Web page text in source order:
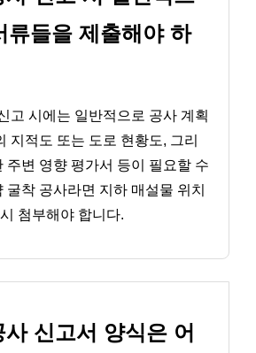
류들을 제출해야 하
고 시에는 일반적으로 공사 계획
지적도 또는 도로 현황도, 그리
주변 영향 평가서 등이 필요할 수
굴착 공사라면 지하 매설물 위치
첨부해야 합니다.
사 신고서 양식은 어